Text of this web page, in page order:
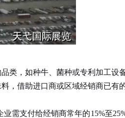
类，如种牛、菌种或专利加工设
，借助进口商或区域经销商已有
支付给经销商常年的15%至